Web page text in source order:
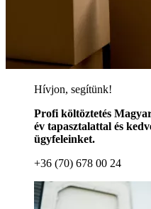
Hívjon, segítünk!
Profi költöztetés
év tapasztalattal és
ügyfeleinket.
+36 (70) 678 00 24